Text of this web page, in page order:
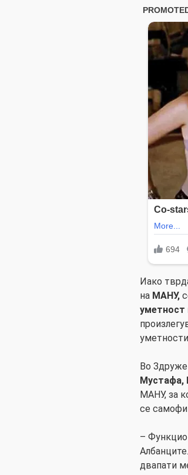
Иако
на МАНУ,
уметност
Во
Мустафа,
МАНУ, за
се
–
двапати